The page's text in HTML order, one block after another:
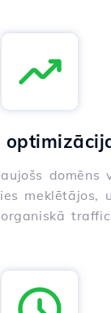
domēns
meklētājos,